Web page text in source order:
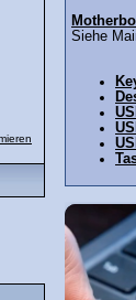
Siehe